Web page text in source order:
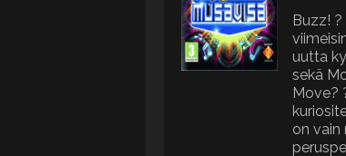
Buzz!
uutta
sekä
Move?
on vain